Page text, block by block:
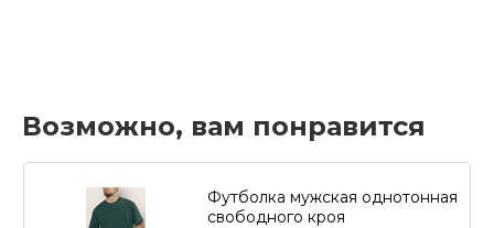
Возможно, вам понравится
Футболка мужская однотонная
свободного кроя